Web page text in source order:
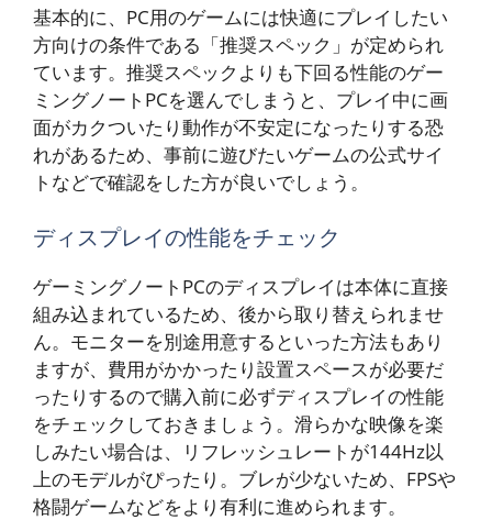
基本的に、PC用のゲームには快適にプレイしたい
方向けの条件である「推奨スペック」が定められ
ています。推奨スペックよりも下回る性能のゲー
ミングノートPCを選んでしまうと、プレイ中に画
面がカクついたり動作が不安定になったりする恐
れがあるため、事前に遊びたいゲームの公式サイ
トなどで確認をした方が良いでしょう。
ディスプレイの性能をチェック
ゲーミングノートPCのディスプレイは本体に直接
組み込まれているため、後から取り替えられませ
ん。モニターを別途用意するといった方法もあり
ますが、費用がかかったり設置スペースが必要だ
ったりするので購入前に必ずディスプレイの性能
をチェックしておきましょう。滑らかな映像を楽
しみたい場合は、リフレッシュレートが144Hz以
上のモデルがぴったり。ブレが少ないため、FPSや
格闘ゲームなどをより有利に進められます。